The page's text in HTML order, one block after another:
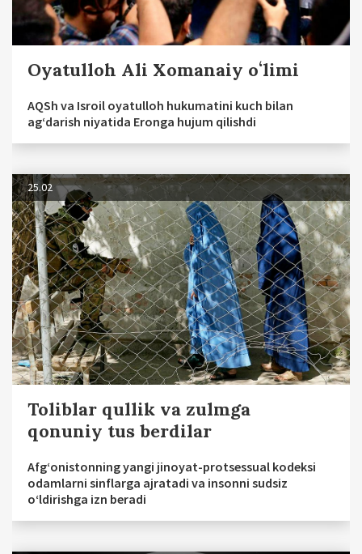
Oyatulloh Ali Xomanaiy oʻlimi
AQSh va Isroil oyatulloh hukumatini kuch bilan
agʻdarish niyatida Eronga hujum qilishdi
25.02
Toliblar qullik va zulmga
qonuniy tus berdilar
Afg‘onistonning yangi jinoyat-protsessual kodeksi
odamlarni sinflarga ajratadi va insonni sudsiz
o‘ldirishga izn beradi